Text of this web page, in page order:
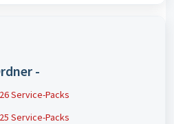
-
Service-Packs
Service-Packs